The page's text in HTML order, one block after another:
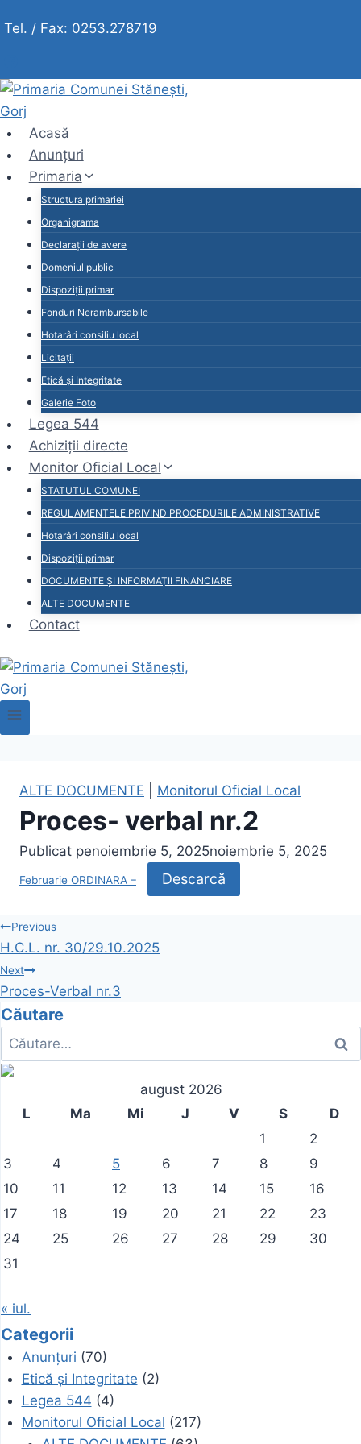
toTel. / Fax: 0253.278719
Acasă
Anunțuri
Primaria
Structura primariei
Organigrama
Declarații de avere
Domeniul public
Dispoziții primar
Fonduri Nerambursabile
Hotarâri consiliu local
Licitații
Etică și Integritate
Galerie Foto
Legea 544
Achiziții directe
Monitor Oficial Local
STATUTUL COMUNEI
REGULAMENTELE PRIVIND PROCEDURILE ADMINISTRATIVE
Hotarâri consiliu local
Dispoziții primar
DOCUMENTE ȘI INFORMAȚII FINANCIARE
ALTE DOCUMENTE
Contact
ALTE DOCUMENTE Monitorul Oficial Local
Proces- verbal nr.2
Publicat penoiembrie 5, 2025noiembrie 5, 2025
Februarie ORDINARA – Descarcă
Navigare
în
articole
Previous
H.C.L. nr. 30/29.10.2025
Next
Proces-Verbal nr.3
Căutare
Caută
după:
august 2026
L
Ma Mi J V S
D
1
2
3
4 5 6 7 8
9
10
11 12 13 14 15
16
17
18 19 20 21 22
23
24
25 26 27 28 29
30
31
« iul.
Categorii
Anunțuri (70)
Etică și Integritate (2)
Legea 544 (4)
Monitorul Oficial Local (217)